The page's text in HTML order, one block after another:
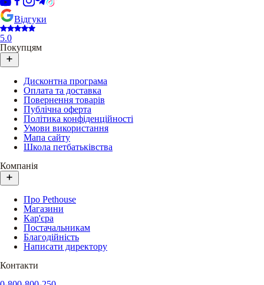
Відгуки
5.0
Покупцям
Дисконтна програма
Оплата та доставка
Повернення товарів
Публічна оферта
Політика конфіденційності
Умови використання
Мапа сайту
Школа петбатьківства
Компанія
Про Pethouse
Магазини
Кар'єра
Постачальникам
Благодійність
Написати директору
Контакти